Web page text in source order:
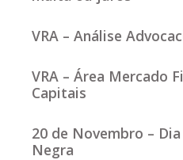
VRA – Análise
VRA – Área Mercado
Capitais
20 de Novembro –
Negra